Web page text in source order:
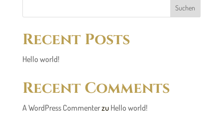
Suchen
Recent Posts
Hello world!
Recent Comments
A WordPress Commenterzu Hello world!